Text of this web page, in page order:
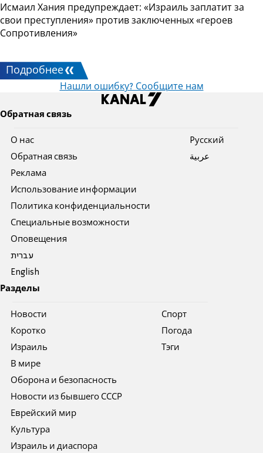
Исмаил Хания предупреждает: «Израиль заплатит за
свои преступления» против заключенных «героев
Сопротивления»
Подробнее
Нашли ошибку? Сообщите нам
Обратная связь
О нас
Обратная связь
Реклама
Использование информации
Политика конфиденциальности
Специальные возможности
Оповещения
עברית
English
Pусский
عربية
Разделы
Новости
Коротко
Израиль
В мире
Оборона и безопасность
Новости из бывшего СССР
Еврейский мир
Культура
Израиль и диаспора
Спорт
Погода
Тэги